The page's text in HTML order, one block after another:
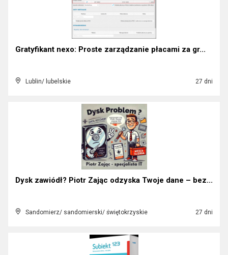
Gratyfikant nexo: Proste zarządzanie płacami za gr...
Lublin/ lubelskie 27 dni
Dysk zawiódł? Piotr Zając odzyska Twoje dane – bez...
Sandomierz/ sandomierski/ świętokrzyskie 27 dni